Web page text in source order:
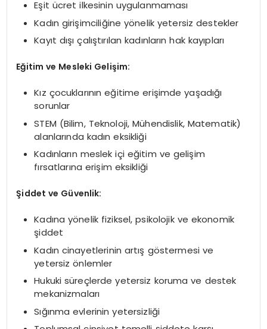
Eşit ücret ilkesinin uygulanmaması
Kadın girişimciliğine yönelik yetersiz destekler
Kayıt dışı çalıştırılan kadınların hak kayıpları
Eğitim ve Mesleki Gelişim:
Kız çocuklarının eğitime erişimde yaşadığı
sorunlar
STEM (Bilim, Teknoloji, Mühendislik, Matematik)
alanlarında kadın eksikliği
Kadınların meslek içi eğitim ve gelişim
fırsatlarına erişim eksikliği
Şiddet ve Güvenlik:
Kadına yönelik fiziksel, psikolojik ve ekonomik
şiddet
Kadın cinayetlerinin artış göstermesi ve
yetersiz önlemler
Hukuki süreçlerde yetersiz koruma ve destek
mekanizmaları
Sığınma evlerinin yetersizliği